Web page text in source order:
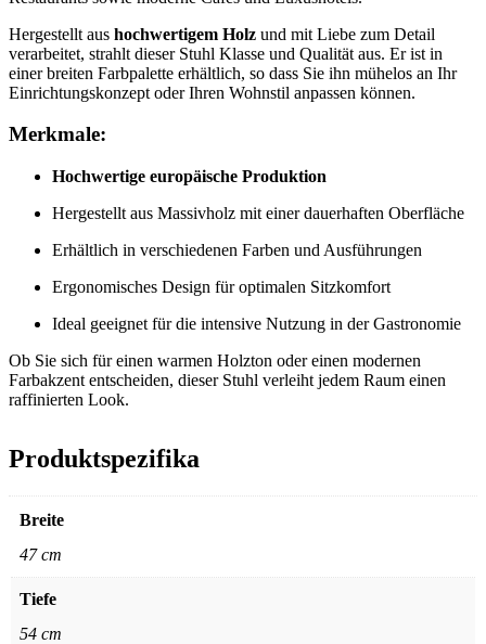
Hergestellt aus hochwertigem Holz und mit Liebe zum Detail
verarbeitet, strahlt dieser Stuhl Klasse und Qualität aus. Er ist in
einer breiten Farbpalette erhältlich, so dass Sie ihn mühelos an Ihr
Einrichtungskonzept oder Ihren Wohnstil anpassen können.
Merkmale:
Hochwertige europäische Produktion
Hergestellt aus Massivholz mit einer dauerhaften Oberfläche
Erhältlich in verschiedenen Farben und Ausführungen
Ergonomisches Design für optimalen Sitzkomfort
Ideal geeignet für die intensive Nutzung in der Gastronomie
Ob Sie sich für einen warmen Holzton oder einen modernen
Farbakzent entscheiden, dieser Stuhl verleiht jedem Raum einen
raffinierten Look.
Produktspezifika
Breite
47 cm
Tiefe
54 cm